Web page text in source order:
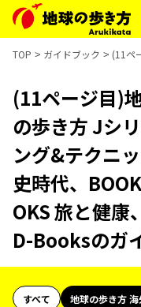
TOP ガイドブック (11ペ
(11ページ目)
の歩き方 Jシ
ング&テクニ
史時代、
OKS 旅と健康
D-Booksのガ
すべて 地球の歩き方 海